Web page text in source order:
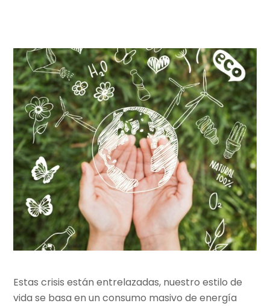
Estas crisis están entrelazadas, nuestro estilo de
vida se basa en un consumo masivo de energía